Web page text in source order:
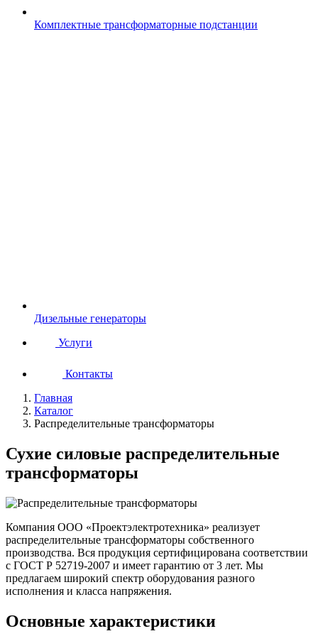
Комплектные трансформаторные подстанции
Дизельные генераторы
Услуги
Контакты
Главная
Каталог
Распределительные трансформаторы
Сухие силовые распределительные
трансформаторы
Компания ООО «Проектэлектротехника» реализует
распределительные трансформаторы собственного
производства. Вся продукция сертифицирована соответствии
с ГОСТ Р 52719-2007 и имеет гарантию от 3 лет. Мы
предлагаем широкий спектр оборудования разного
исполнения и класса напряжения.
Основные характеристики